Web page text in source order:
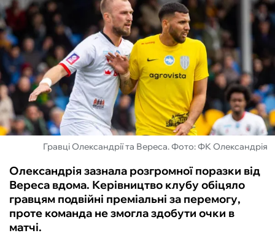
ЧС-2026
ФУТЗАЛ
ІНШІ
БУКМЕКЕРИ
Гравці Олександрії та Вереса. Фото: ФК Олександрія
Олександрія зазнала розгромної поразки від
Вереса вдома. Керівництво клубу обіцяло
гравцям подвійні преміальні за перемогу,
проте команда не змогла здобути очки в
матчі.